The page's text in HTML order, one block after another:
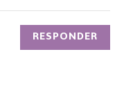
RESPONDER